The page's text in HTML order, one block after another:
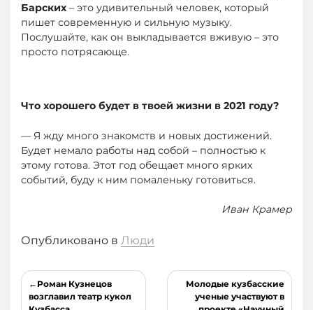
Барских – это удивительный человек, который
пишет современную и сильную музыку.
Послушайте, как он выкладывается вживую – это
просто потрясающе.
Что хорошего будет в твоей жизни в 2021 году?
— Я жду много знакомств и новых достижений.
Будет немало работы над собой – полностью к
этому готова. Этот год обещает много ярких
событий, буду к ним помаленьку готовиться.
Иван Крамер
Опубликовано в Люди
Навигация
по
Роман Кузнецов
возглавил театр кукол
Молодые кузбасские
ученые участвуют в